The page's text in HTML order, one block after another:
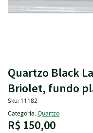
Quartzo Black
Briolet, fundo
Sku: 11182
Categoria:Quartzo
R$ 150,00